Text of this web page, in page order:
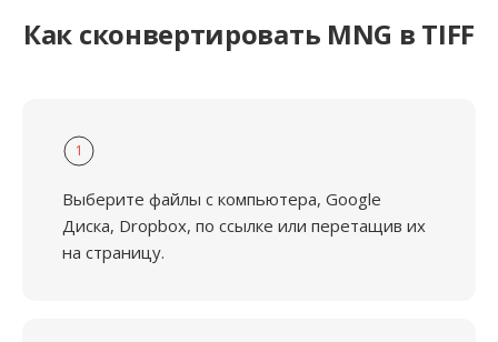
Как сконвертировать MNG в TIFF
1
Выберите файлы с компьютера, Google
Диска, Dropbox, по ссылке или перетащив их
на страницу.